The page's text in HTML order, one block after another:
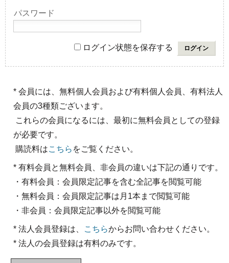
パスワード
ログイン状態を保存する
* 会員には、無料個人会員および有料個人会員、有料法人
会員の3種類ございます。
これらの会員になるには、最初に無料会員としての登録
が必要です。
購読料はこちら をご覧ください。
* 有料会員と無料会員、非会員の違いは下記の通りです。
・有料会員：会員限定記事を含む全記事を閲覧可能
・無料会員：会員限定記事は月1本まで閲覧可能
・非会員：会員限定記事以外を閲覧可能
* 法人会員登録は、 こちらからお問い合わせください。
* 法人の会員登録は有料のみです。